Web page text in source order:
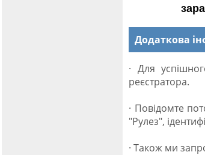
Додаткова
· Для
реєстратора.
· Повідомте
"Рулез",
· Також ми